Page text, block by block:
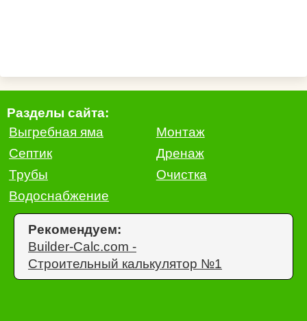
Разделы сайта:
Выгребная яма
Монтаж
Септик
Дренаж
Трубы
Очистка
Водоснабжение
Рекомендуем:
Builder-Calc.com -
Строительный калькулятор №1